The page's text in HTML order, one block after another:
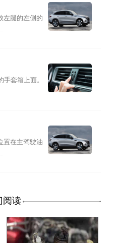
左腿的左侧的
套箱上面。
置在主驾驶油
阅读